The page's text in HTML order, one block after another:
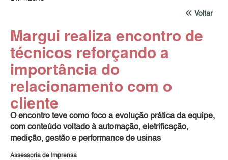
Voltar
Margui realiza encontro de
técnicos reforçando a
importância do
relacionamento com o
cliente
O encontro teve como foco a evolução prática da equipe,
com conteúdo voltado à automação, eletrificação,
medição, gestão e performance de usinas
Assessoria de Imprensa